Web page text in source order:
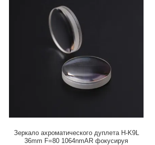
Зеркало ахроматического дуплета H-K9L
36mm F=80 1064nmAR фокусируя